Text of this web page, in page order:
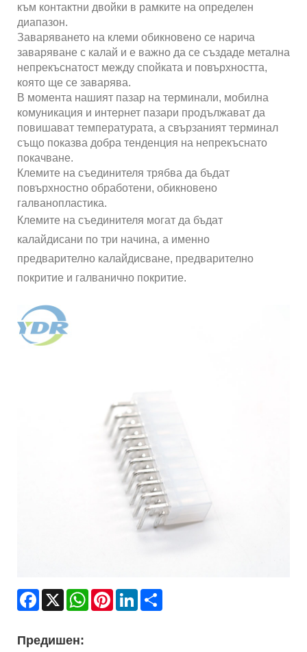
към контактни двойки в рамките на определен
диапазон.
Заваряването на клеми обикновено се нарича
заваряване с калай и е важно да се създаде метална
непрекъснатост между спойката и повърхността,
която ще се заварява.
В момента нашият пазар на терминали, мобилна
комуникация и интернет пазари продължават да
повишават температурата, а свързаният терминал
също показва добра тенденция на непрекъснато
покачване.
Клемите на съединителя трябва да бъдат
повърхностно обработени, обикновено
галванопластика.
Клемите на съединителя могат да бъдат
калайдисани по три начина, а именно
предварително калайдисване, предварително
покритие и галванично покритие.
Facebook
X WhatsAppPinterestLinkedIn
Предишен: